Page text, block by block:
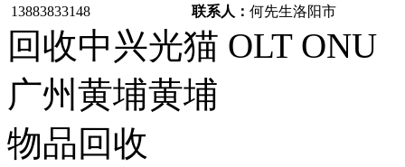
13883833148 联系人： 何先生洛阳市
回收中兴光猫 OLT ONU
广州黄埔黄埔
物品回收